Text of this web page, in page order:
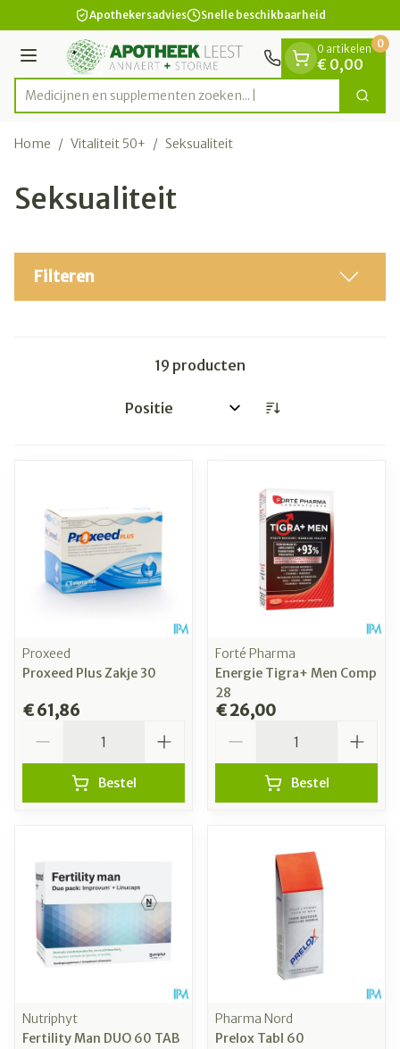
Ga naar de inhoudApothekersadvies Snelle beschikbaarheid
Menu
Product, merk, categorie...
Medicijnen en supplem Zoek
0 artikelen
€ 0,00
0
Home / Vitaliteit 50+ / Seksualiteit
Seksualiteit
Filteren
19 producten
Sorteer op:
Proxeed
Proxeed Plus Zakje 30
€ 61,86
Bestel
Forté Pharma
Energie Tigra+ Men Comp
28
€ 26,00
Bestel
Nutriphyt
Fertility Man DUO 60 TAB
Pharma Nord
Prelox Tabl 60